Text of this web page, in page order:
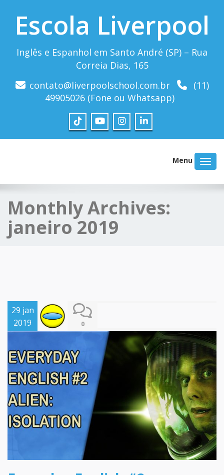
Escola Liverpool
Inglês e Espanhol em Santo André (SP) – Rua
Correia Dias, 165
contato@liverpoolschool.com.br
(11)
49905026 (Fone ou Whatsapp)
Menu
Monthly Archives:
janeiro 2019
29 jan
2019
0